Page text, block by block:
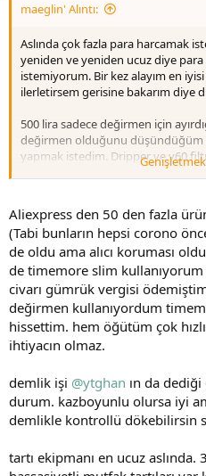
maeglin' Alıntı:
Aslında çok fazla para harcamak
yeniden ve yeniden ucuz diye para
istemiyorum. Bir kez alayım en
ilerletirsem gerisine bakarım diye
500 lira sadece değirmen için
değirmen olduğunu düşündüğüm
yapmak istedim. Dripper ve v60
kullanabileceğim şeyler olur mu?
pazarına bakarsak, filtre-dripper
olarak bazı yerlerde elek kullanımı
C1 de biraz statik oluyormuş, bu
acaba? Yİne bu ürünler için de
olmasa da bir iki ay sonrası için
isterim.
Attığınız değirmene de baktım f/p
mı acaba, gümrükte sorun olur
kullanmadım yurt dışı
düşünceliyim açıkçası.
Aliexpress den 50 den fazla
(Tabi bunların hepsi corono
de oldu ama alıcı koruması
de timemore slim kullanıyorum
civarı gümrük vergisi
değirmen kullanıyordum
hissettim. hem öğütüm çok
ihtiyacın olmaz.
demlik işi @ytghan ın da
durum. kazboyunlu olursa iyi
demlikle kontrollü dökebilirsin
tartı ekipmanı en ucuz